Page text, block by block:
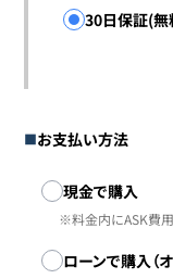
30日保証(無
お支払い方法
お支払い方法
現金で購入
※料金内にASK費用
ローンで購入（